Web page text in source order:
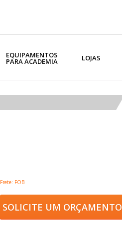
EQUIPAMENTOS
PARA ACADEMIA LOJAS
Frete: FOB
SOLICITE UM ORÇAMENTO